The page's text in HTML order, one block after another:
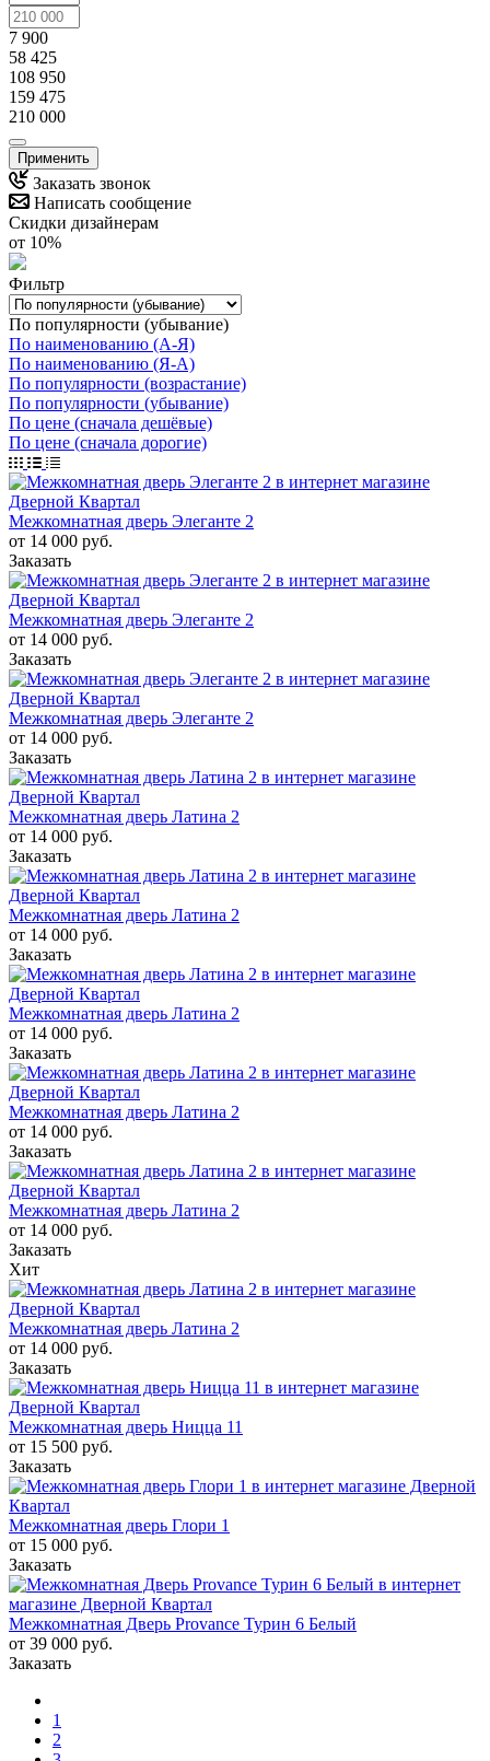
7 900
58 425
108 950
159 475
210 000
Применить
Заказать звонок
Написать сообщение
Скидки дизайнерам
от 10%
Фильтр
По популярности (убывание)
По наименованию (А-Я)
По наименованию (Я-А)
По популярности (возрастание)
По популярности (убывание)
По цене (сначала дешёвые)
По цене (сначала дорогие)
Межкомнатная дверь Элеганте 2
от 14 000 руб.
Заказать
Межкомнатная дверь Элеганте 2
от 14 000 руб.
Заказать
Межкомнатная дверь Элеганте 2
от 14 000 руб.
Заказать
Межкомнатная дверь Латина 2
от 14 000 руб.
Заказать
Межкомнатная дверь Латина 2
от 14 000 руб.
Заказать
Межкомнатная дверь Латина 2
от 14 000 руб.
Заказать
Межкомнатная дверь Латина 2
от 14 000 руб.
Заказать
Межкомнатная дверь Латина 2
от 14 000 руб.
Заказать
Хит
Межкомнатная дверь Латина 2
от 14 000 руб.
Заказать
Межкомнатная дверь Ницца 11
от 15 500 руб.
Заказать
Межкомнатная дверь Глори 1
от 15 000 руб.
Заказать
Межкомнатная Дверь Provance Турин 6 Белый
от 39 000 руб.
Заказать
1
2